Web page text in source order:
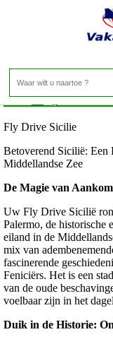
Home>Fly Drive
Fly Drive Sicilie
Betoverend Sicilië: Een
Middellandse Zee
De Magie van
Uw Fly Drive Sicilië
Palermo, de historische
eiland in de
mix van
fascinerende
Feniciërs. Het is een
van de oude
voelbaar zijn in het
Duik in de Historie: